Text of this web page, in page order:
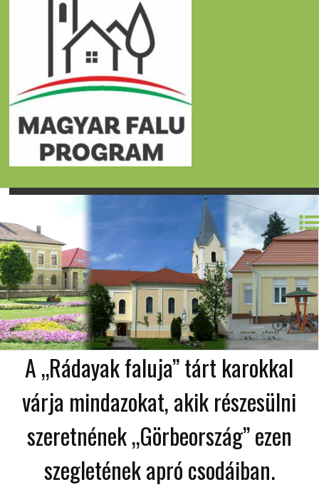
A „Rádayak faluja” tárt karokkal
várja mindazokat, akik részesülni
szeretnének „Görbeország” ezen
szegletének apró csodáiban.